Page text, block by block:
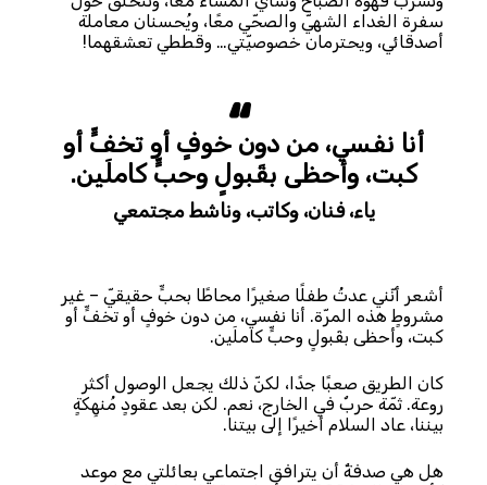
سفرة الغداء الشهيّ والصحّي معًا، ويُحسنان معاملة
أصدقائي، ويحترمان خصوصيّتي… وقططي تعشقهما!
أنا نفسي، من دون خوفٍ أو تخفٍّ أو
كبت، وأحظى بقَبولٍ وحبٍّ كاملَين.
ياء،فنان، وكاتب، وناشط مجتمعي
أشعر أنّني عدتُ طفلًا صغيرًا محاطًا بحبٍّ حقيقيّ – غير
مشروطٍ هذه المرّة. أنا نفسي، من دون خوفٍ أو تخفٍّ أو
كبت، وأحظى بقَبولٍ وحبٍّ كاملَين.
كان الطريق صعبًا جدًا، لكنّ ذلك يجعل الوصول أكثر
روعة. ثمّة حربٌ في الخارج، نعم. لكن بعد عقودٍ مُنهِكةٍ
بيننا، عاد السلام أخيرًا إلى بيتنا.
هل هي صدفةٌ أن يترافق اجتماعي بعائلتي مع موعد